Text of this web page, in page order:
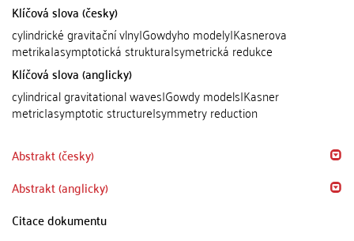
Klíčová slova (česky)
cylindrické gravitační vlny|Gowdyho modely|Kasnerova
metrika|asymptotická struktura|symetrická redukce
Klíčová slova (anglicky)
cylindrical gravitational waves|Gowdy models|Kasner
metric|asymptotic structure|symmetry reduction
Abstrakt (česky)
Abstrakt (anglicky)
Citace dokumentu